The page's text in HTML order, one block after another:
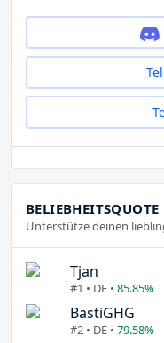
BELIEBHEITSQUOTE
Unterstütze deinen
Tjan
#1 • DE • 85.85%
BastiGHG
#2 • DE • 79.58%